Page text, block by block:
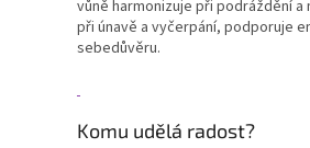
vůně harmonizuje při podráždění a
při únavě a vyčerpání, podporuje
sebedůvěru.
Komu udělá radost?